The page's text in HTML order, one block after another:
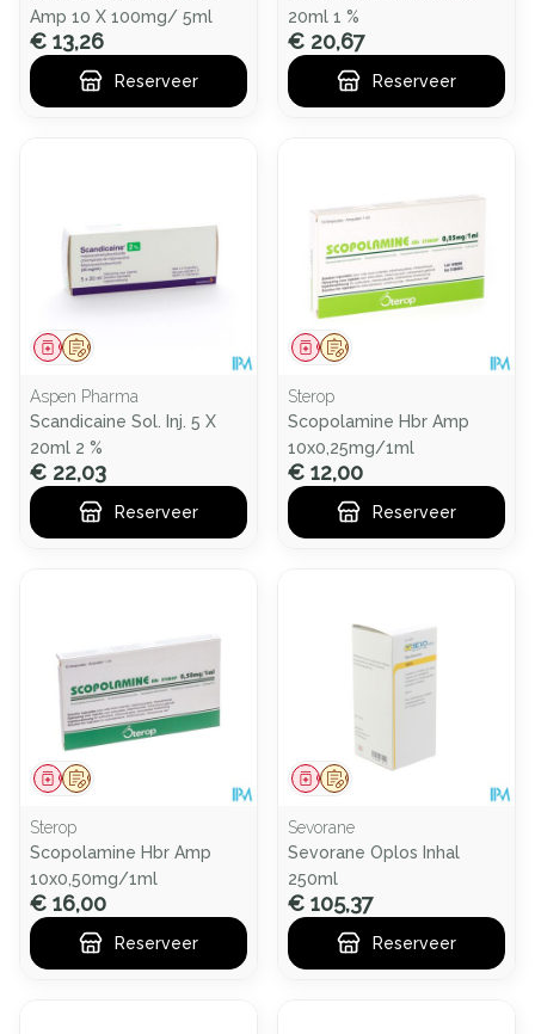
Amp 10 X 100mg/ 5ml
€ 13,26
Reserveer
20ml 1 %
€ 20,67
Reserveer
Op voorschrift
Geneesmiddel
Aspen Pharma
Scandicaine Sol. Inj. 5 X
20ml 2 %
€ 22,03
Reserveer
Op voorschrift
Geneesmiddel
Sterop
Scopolamine Hbr Amp
10x0,25mg/1ml
€ 12,00
Reserveer
Op voorschrift
Geneesmiddel
Sterop
Scopolamine Hbr Amp
10x0,50mg/1ml
€ 16,00
Reserveer
Op voorschrift
Geneesmiddel
Sevorane
Sevorane Oplos Inhal
250ml
€ 105,37
Reserveer